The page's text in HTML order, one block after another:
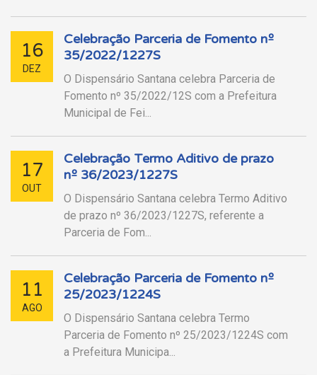
16
DEZ
Celebração Parceria de Fomento nº
35/2022/1227S
O Dispensário Santana celebra Parceria de
Fomento nº 35/2022/12S com a Prefeitura
Municipal de Fei...
17
OUT
Celebração Termo Aditivo de prazo
nº 36/2023/1227S
O Dispensário Santana celebra Termo Aditivo
de prazo nº 36/2023/1227S, referente a
Parceria de Fom...
11
AGO
Celebração Parceria de Fomento nº
25/2023/1224S
O Dispensário Santana celebra Termo
Parceria de Fomento nº 25/2023/1224S com
a Prefeitura Municipa...